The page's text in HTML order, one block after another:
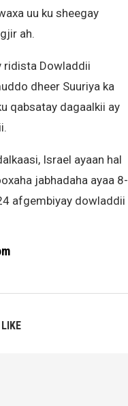
uu ku sheegay
ah.
ridista Dowladdii
dheer Suuriya ka
qabsatay dagaalkii ay
Israel ayaan hal
jabhadaha ayaa 8-
afgembiyay dowladdii